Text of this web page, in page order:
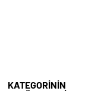
KATEGORİNİN